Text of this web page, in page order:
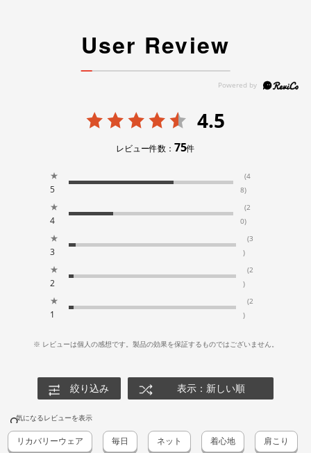
User Review
4.5
レビュー件数： 75件
★
5
(4
8)
★
4
(2
0)
★
3
(3
)
★
2
(2
)
★
1
(2
)
※ レビューは個人の感想です。製品の効果を保証するものではございません。
絞り込み 表示：新しい順
気になるレビューを表示
リカバリーウェア 毎日 ネット 着心地 肩こり